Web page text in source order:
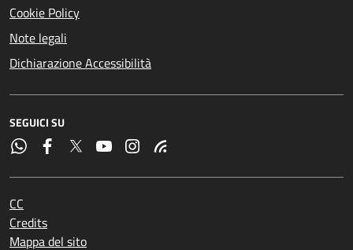
Cookie Policy
Note legali
Dichiarazione Accessibilità
SEGUICI SU
CC
Credits
Mappa del sito